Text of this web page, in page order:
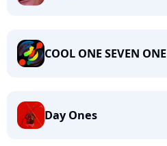
COOL ONE SEVEN ONE
Day Ones